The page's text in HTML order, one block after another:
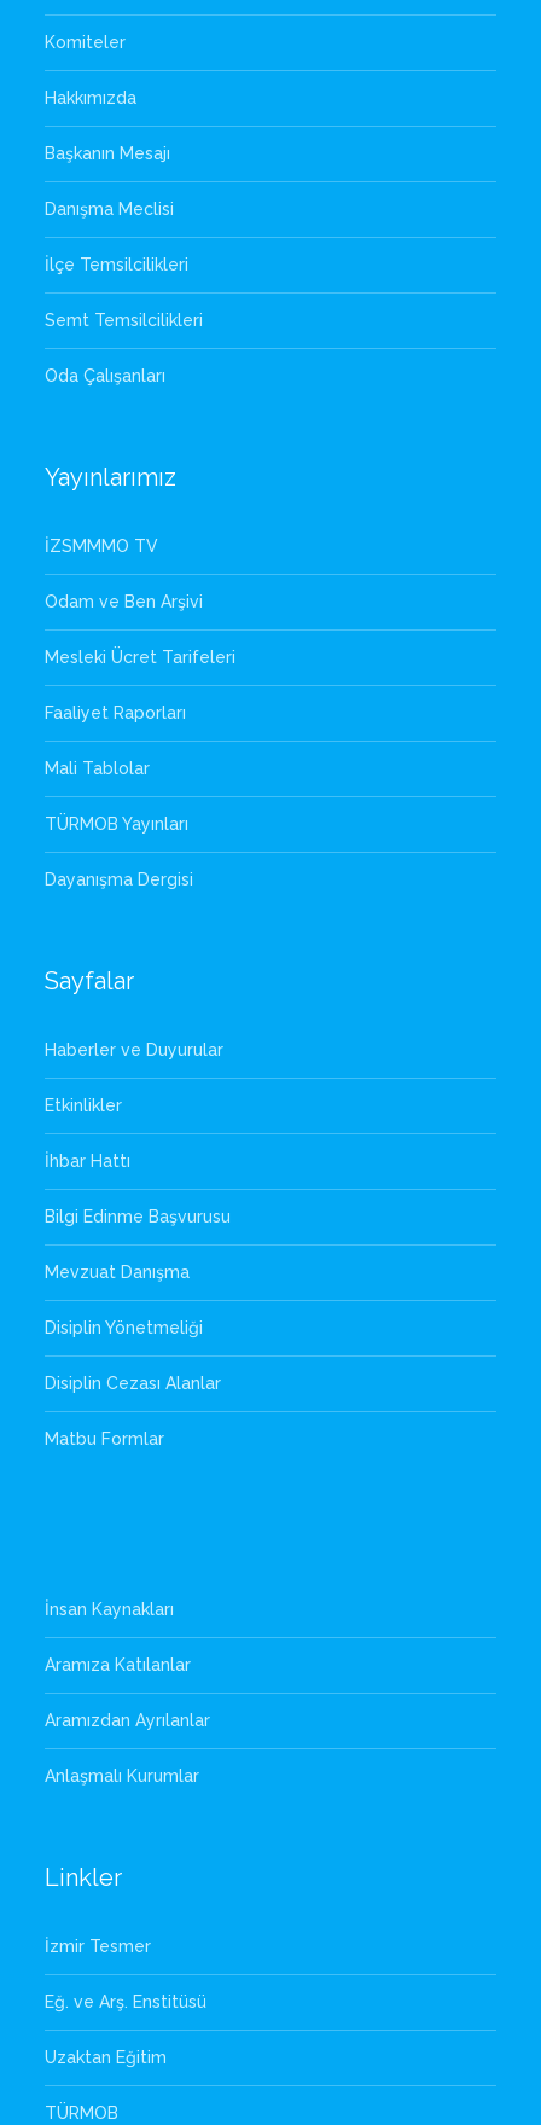
Komiteler
Hakkımızda
Başkanın Mesajı
Danışma Meclisi
İlçe Temsilcilikleri
Semt Temsilcilikleri
Oda Çalışanları
Yayınlarımız
İZSMMMO TV
Odam ve Ben Arşivi
Mesleki Ücret Tarifeleri
Faaliyet Raporları
Mali Tablolar
TÜRMOB Yayınları
Dayanışma Dergisi
Sayfalar
Haberler ve Duyurular
Etkinlikler
İhbar Hattı
Bilgi Edinme Başvurusu
Mevzuat Danışma
Disiplin Yönetmeliği
Disiplin Cezası Alanlar
Matbu Formlar
İnsan Kaynakları
Aramıza Katılanlar
Aramızdan Ayrılanlar
Anlaşmalı Kurumlar
Linkler
İzmir Tesmer
Eğ. ve Arş. Enstitüsü
Uzaktan Eğitim
TÜRMOB